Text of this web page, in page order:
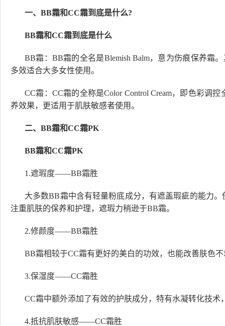
一、BB霜和CC霜到底是什么?
BB霜和CC霜到底是什么
BB霜：BB霜的全名是Blemish Balm，意为伤痕保养霜
多效适合大多女性使用。
CC霜：CC霜的全称是Color Control Cream，即色彩调
养效果，更适用于肌肤敏感者使用。
二、BB霜和CC霜PK
BB霜和CC霜PK
1.遮瑕度——BB霜胜
大多数BB霜中含有轻量粉底成分，有遮盖瑕疵的能力
注重肌肤的保养和护理，遮瑕力稍逊于BB霜。
2.修颜度——BB霜胜
BB霜相较于CC霜有更好的美白的功效，也能改善肤色
3.保湿度——CC霜胜
CC霜中额外添加了有效的护肤成分，特有水凝转化技
4.抵抗肌肤敏感——CC霜胜